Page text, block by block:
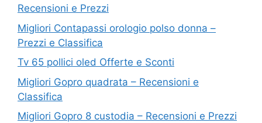
Recensioni e Prezzi
Migliori Contapassi orologio polso donna –
Prezzi e Classifica
Tv 65 pollici oled Offerte e Sconti
Migliori Gopro quadrata – Recensioni e
Classifica
Migliori Gopro 8 custodia – Recensioni e Prezzi